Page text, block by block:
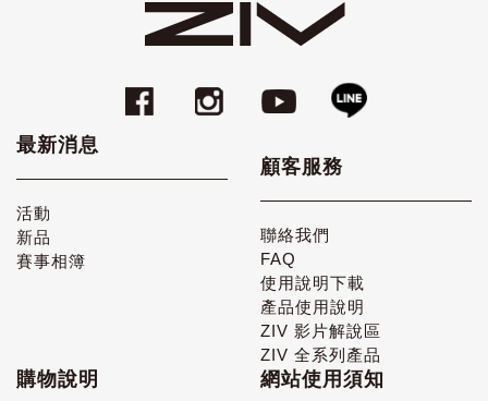
最新消息
活動
新品
賽事相簿
顧客服務
聯絡我們
FAQ
使用說明下載
產品使用說明
ZIV 影片解說區
ZIV 全系列產品
購物說明 網站使用須知